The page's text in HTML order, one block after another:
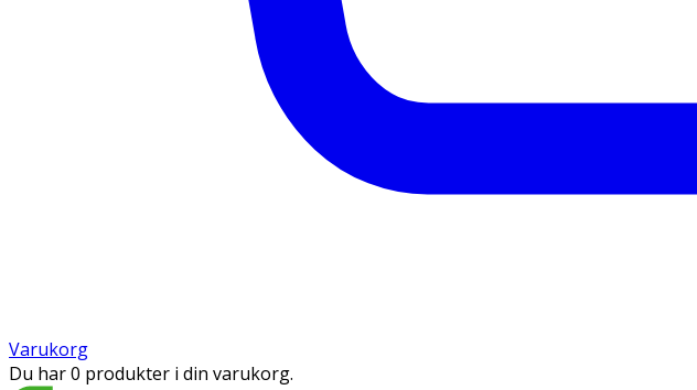
Varukorg
Du har 0 produkter i din varukorg.